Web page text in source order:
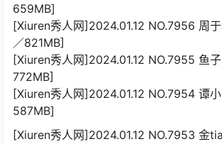
659MB]
[Xiuren秀人网]2024.01.12 NO.7956 周
／821MB]
[Xiuren秀人网]2024.01.12 NO.7955 鱼
772MB]
[Xiuren秀人网]2024.01.12 NO.7954 谭
587MB]
[Xiuren秀人网]2024.01.12 NO.7953 金